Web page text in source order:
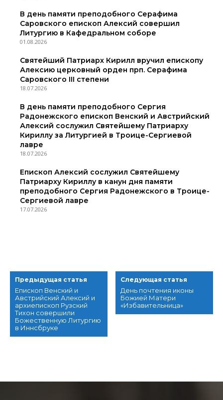
В день памяти преподобного Серафима
Саровского епископ Алексий совершил
Литургию в Кафедральном соборе
01.08.2026
Святейший Патриарх Кирилл вручил епископу
Алексию церковный орден прп. Серафима
Саровского III степени
18.07.2026
В день памяти преподобного Сергия
Радонежского епископ Венский и Австрийский
Алексий сослужил Святейшему Патриарху
Кириллу за Литургией в Троице-Сергиевой
лавре
18.07.2026
Епископ Алексий сослужил Святейшему
Патриарху Кириллу в канун дня памяти
преподобного Сергия Радонежского в Троице-
Сергиевой лавре
17.07.2026
Предыдущая статья
Епископ Венский и
Австрийский Алексий и
архиепископ Рузский
Тихон совершили
Божественную Литургию
в Иннсбруке
Следующая статья
День почтения иконы
Божией Матери
«Избавительница»